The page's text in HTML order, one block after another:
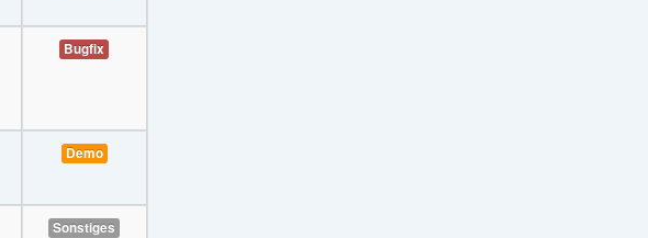
Bugfix
Demo
Sonstiges